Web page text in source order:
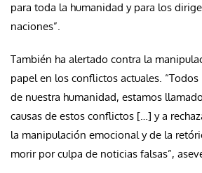
para toda la humanidad y para los
naciones”.
También ha alertado contra la
papel en los conflictos actuales.
de nuestra humanidad, estamos
causas de estos conflictos […] y a
la manipulación emocional y de la
morir por culpa de noticias falsas”,